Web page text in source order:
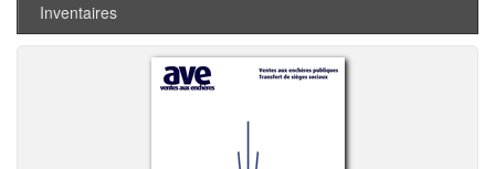
Inventaires